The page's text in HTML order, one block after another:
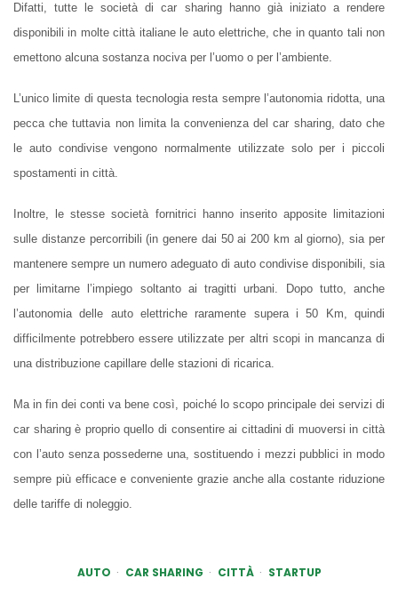
Difatti, tutte le società di car sharing hanno già iniziato a rendere
disponibili in molte città italiane le auto elettriche, che in quanto tali non
emettono alcuna sostanza nociva per l’uomo o per l’ambiente.
L’unico limite di questa tecnologia resta sempre l’autonomia ridotta, una
pecca che tuttavia non limita la convenienza del car sharing, dato che
le auto condivise vengono normalmente utilizzate solo per i piccoli
spostamenti in città.
Inoltre, le stesse società fornitrici hanno inserito apposite limitazioni
sulle distanze percorribili (in genere dai 50 ai 200 km al giorno), sia per
mantenere sempre un numero adeguato di auto condivise disponibili, sia
per limitarne l’impiego soltanto ai tragitti urbani. Dopo tutto, anche
l’autonomia delle auto elettriche raramente supera i 50 Km, quindi
difficilmente potrebbero essere utilizzate per altri scopi in mancanza di
una distribuzione capillare delle stazioni di ricarica.
Ma in fin dei conti va bene così, poiché lo scopo principale dei servizi di
car sharing è proprio quello di consentire ai cittadini di muoversi in città
con l’auto senza possederne una, sostituendo i mezzi pubblici in modo
sempre più efficace e conveniente grazie anche alla costante riduzione
delle tariffe di noleggio.
AUTO CAR SHARING CITTÀ STARTUP